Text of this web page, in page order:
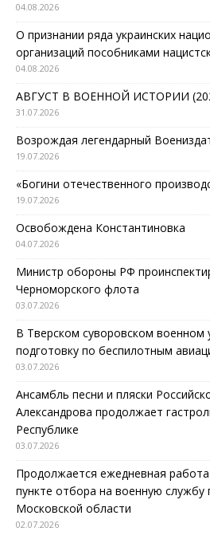
04.08.2026
О признании ряда украинских
организаций пособниками
04.08.2026
АВГУСТ В ВОЕННОЙ ИСТОРИИ
31.07.2026
Возрождая легендарный
19.07.2026
«Богини отечественного
19.07.2026
Освобождена Константиновка
04.07.2026
Министр обороны РФ
Черноморского флота
03.07.2026
В Тверском суворовском военном
подготовку по беспилотным
03.07.2026
Ансамбль песни и пляски
Александрова продолжает
Республике
03.07.2026
Продолжается ежедневная
пункте отбора на военную службу
Московской области
02.07.2026